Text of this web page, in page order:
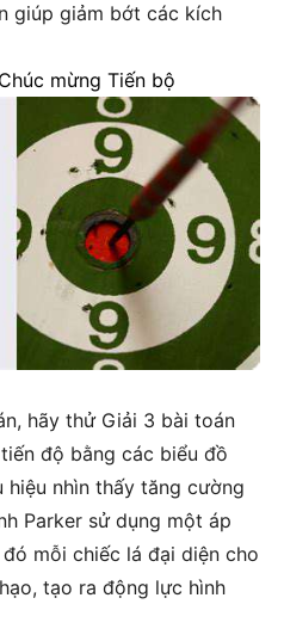
giúp giảm bớt các kích
mừng Tiến bộ
hãy thử Giải 3 bài toán
độ bằng các biểu đồ
hiệu nhìn thấy tăng cường
Parker sử dụng một áp
mỗi chiếc lá đại diện cho
tạo ra động lực hình